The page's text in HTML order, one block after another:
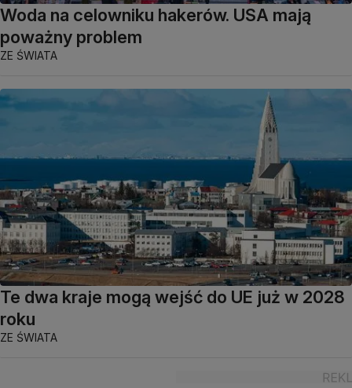
Woda na celowniku hakerów. USA mają
poważny problem
ZE ŚWIATA
Te dwa kraje mogą wejść do UE już w 2028
roku
ZE ŚWIATA